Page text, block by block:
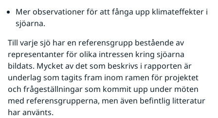
Mer observationer för att fånga upp klimateffekter i
sjöarna.
Till varje sjö har en referensgrupp bestående av
representanter för olika intressen kring sjöarna
bildats. Mycket av det som beskrivs i rapporten är
underlag som tagits fram inom ramen för projektet
och frågeställningar som kommit upp under möten
med referensgrupperna, men även befintlig litteratur
har använts.